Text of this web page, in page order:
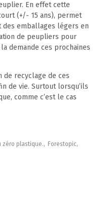
En effet cette
(+/- 15 ans), permet
des emballages légers en
de peupliers pour
demande ces prochaines
de recyclage de ces
de vie. Surtout lorsqu’ils
comme c’est le cas
zéro plastique., Forestopic,